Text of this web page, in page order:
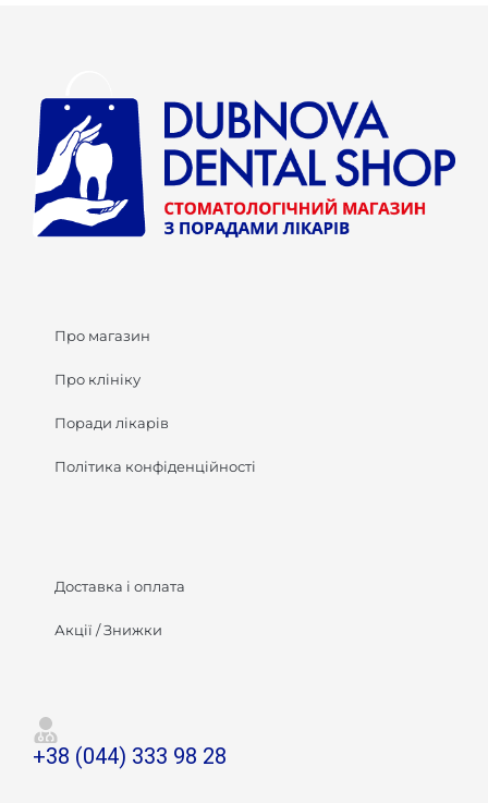
Про магазин
Про клініку
Поради лікарів
Політика конфіденційності
Доставка і оплата
Акції / Знижки
+38 (044) 333 98 28